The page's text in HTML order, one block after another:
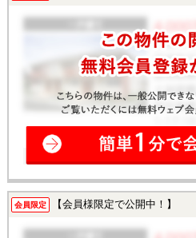
会員限定 【会員様限定で公開中！】